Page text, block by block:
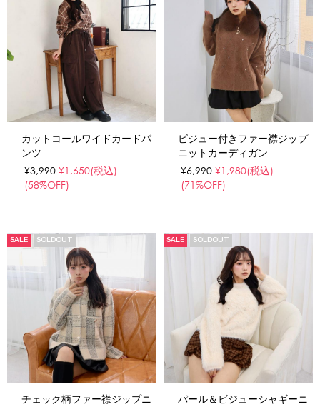
カットコールワイドカードパ
ンツ
¥3,990 ¥1,650(税込)
(58%OFF)
ビジュー付きファー襟ジップ
ニットカーディガン
¥6,990 ¥1,980(税込)
(71%OFF)
SALE SOLDOUT
チェック柄ファー襟ジップニ
SALE SOLDOUT
パール＆ビジューシャギーニ